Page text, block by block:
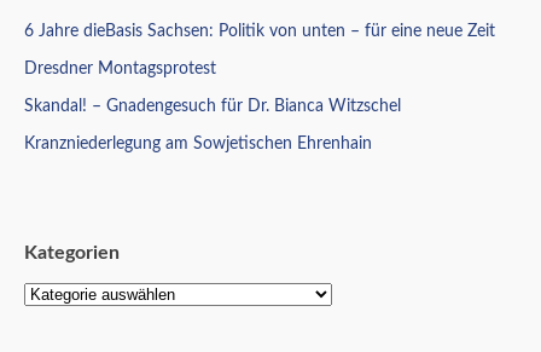
6 Jahre dieBasis Sachsen: Politik von unten – für eine neue Zeit
Dresdner Montagsprotest
Skandal! – Gnadengesuch für Dr. Bianca Witzschel
Kranzniederlegung am Sowjetischen Ehrenhain
Kategorien